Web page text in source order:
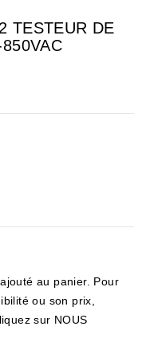
TESTEUR DE
au panier. Pour
ou son prix,
sur NOUS